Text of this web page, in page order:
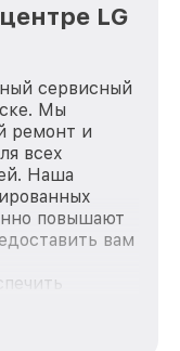
LG
сервисный
Мы
ремонт и
всех
Наша
повышают
вам
для
LG, вне